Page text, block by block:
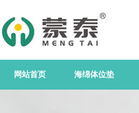
网站首页 海绵体位垫